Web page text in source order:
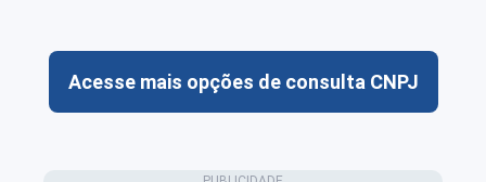
Acesse mais opções de consulta CNPJ